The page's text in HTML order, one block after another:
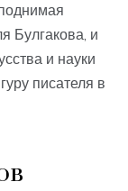
Булгакова, и
и науки
писателя в